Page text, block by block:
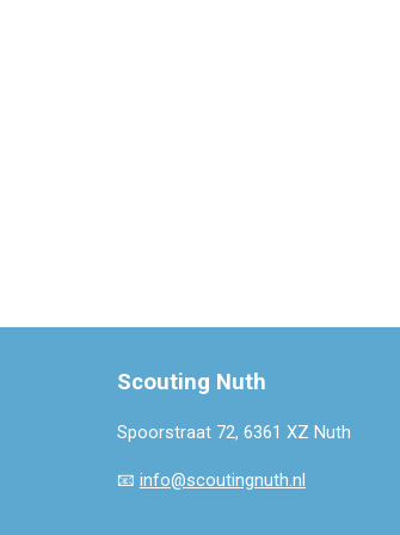
Scouting Nuth
Spoorstraat 72, 6361 XZ Nuth
📧 info@scoutingnuth.nl